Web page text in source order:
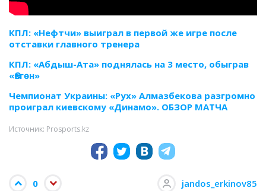
КПЛ: «Нефтчи» выиграл в первой же игре после
отставки главного тренера
КПЛ: «Абдыш-Ата» поднялась на 3 место, обыграв
«Өзгөн»
Чемпионат Украины: «Рух» Алмазбекова разгромно
проиграл киевскому «Динамо». ОБЗОР МАТЧА
Источник: Prosports.kz
0 jandos_erkinov85